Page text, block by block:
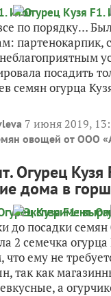
по порядку…
партенокарпик,
посадить
семян огурца
7 июня 2019,
овощей от ООО
Огурец Кузя
дома в
до посадки
2 семечка огурца
что ему не
так как
а